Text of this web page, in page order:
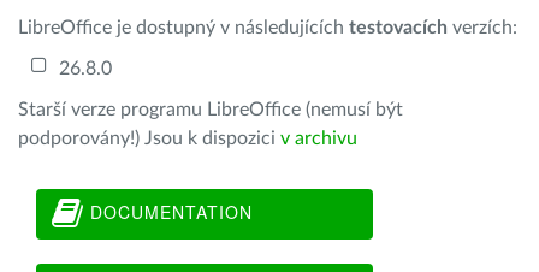
LibreOffice je dostupný v následujících testovacích verzích:
26.8.0
Starší verze programu LibreOffice (nemusí být
podporovány!) Jsou k dispozici v archivu
DOCUMENTATION